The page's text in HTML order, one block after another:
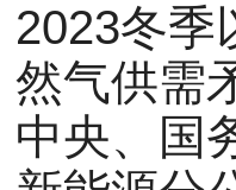
2023冬季
然气供需
中央、国